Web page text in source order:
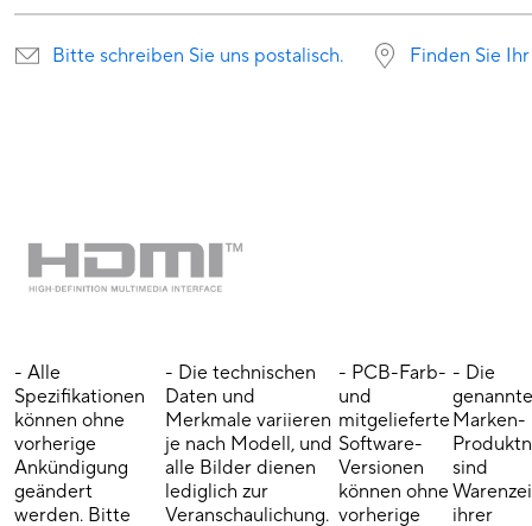
Bitte schreiben Sie uns postalisch. Finden Sie
- Alle
Spezifikationen
können ohne
vorherige
Ankündigung
geändert
werden. Bitte
- Die technischen
Daten und
Merkmale variieren
je nach Modell, und
alle Bilder dienen
lediglich zur
Veranschaulichung.
- PCB-Farb-
und
mitgelieferte
Software-
Versionen
können ohne
vorherige
- Die
Marken-
sind
ihrer